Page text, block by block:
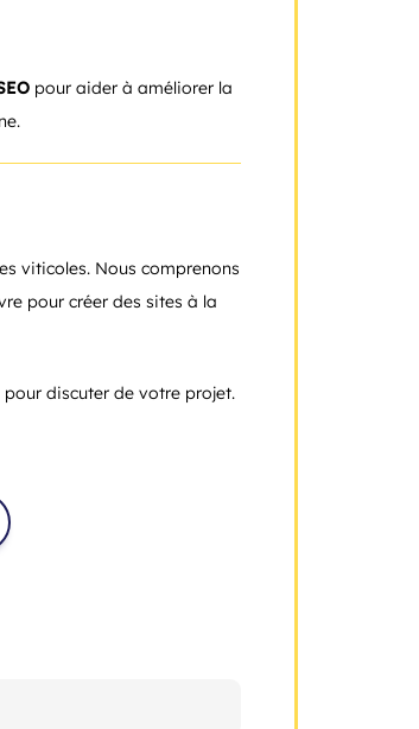
pour aider à améliorer la
viticoles. Nous comprenons
pour créer des sites à la
discuter de votre projet.